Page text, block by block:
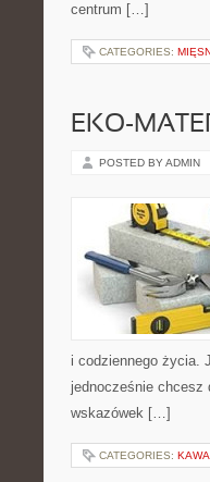
centrum […]
CATEGORIES:
EKO-
POSTED BY ADMIN
i codziennego życia.
jednocześnie chcesz
wskazówek […]
CATEGORIES: